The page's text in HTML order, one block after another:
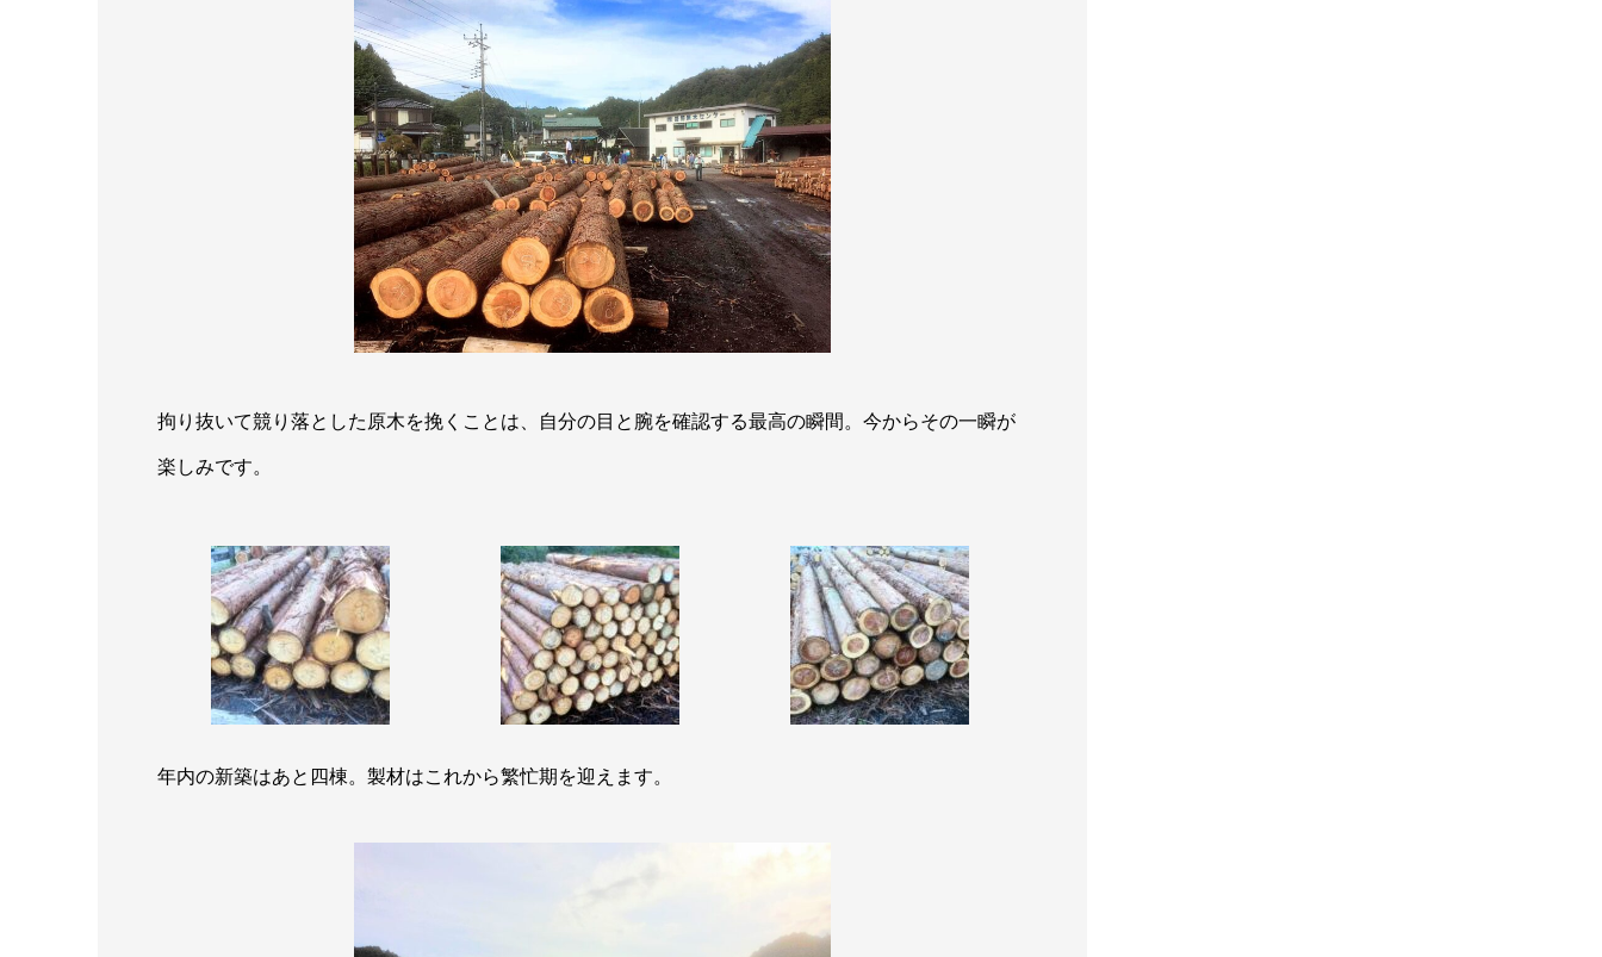
拘り抜いて競り落とした原木を挽くことは、自分の目と腕を確認する最高の瞬間。今からその一瞬が
楽しみです。
年内の新築はあと四棟。製材はこれから繁忙期を迎えます。